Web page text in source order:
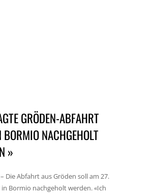
GRÖDEN-ABFAHRT
BORMIO NACHGEHOLT
»
Die Abfahrt aus Gröden soll am 27.
in Bormio nachgeholt werden. «Ich